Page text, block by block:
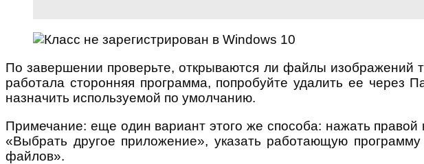
По завершении проверьте, открываются ли файлы изображений
работала сторонняя программа, попробуйте удалить ее
назначить используемой по умолчанию.
Примечание: еще один вариант этого же способа: нажать
«Выбрать другое приложение», указать работающую
файлов».